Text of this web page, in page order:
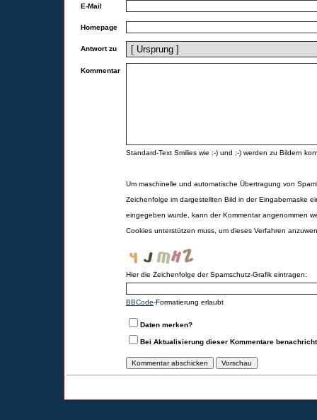
E-Mail
Homepage
Antwort zu
Kommentar
Standard-Text Smilies wie :-) und ;-) werden zu Bildern
Um maschinelle und automatische Übertragung von
Zeichenfolge im dargestellten Bild in der Eingabemaske
eingegeben wurde, kann der Kommentar angenommen
Cookies unterstützen muss, um dieses Verfahren
Hier die Zeichenfolge der Spamschutz-Grafik eintragen:
BBCode-Formatierung erlaubt
Daten merken?
Bei Aktualisierung dieser Kommentare